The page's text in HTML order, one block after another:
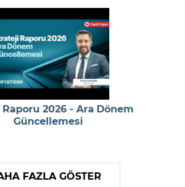
2026 - Ara Dönem
Güncellemesi
FAZLA GÖSTER